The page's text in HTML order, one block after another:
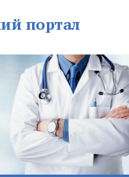
портал